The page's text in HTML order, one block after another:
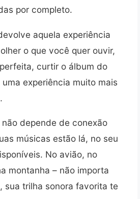
por completo.
aquela experiência
o que você quer ouvir,
curtir o álbum do
experiência muito mais
depende de conexão
músicas estão lá, no seu
No avião, no
montanha – não importa
sua trilha sonora favorita te